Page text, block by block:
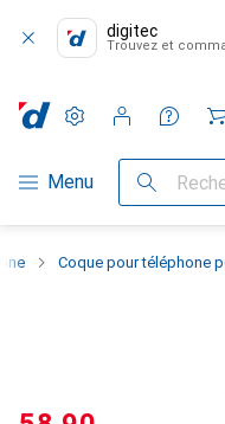
digitec
Trouvez et
Navigation par catégorie
Menu Recherche
Paramètres
Compte client
Listes de
Listes d'envies
Panier
Coque pour téléphone